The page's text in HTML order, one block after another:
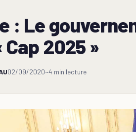
: Le
2025 »
02/09/2020~4 min lecture